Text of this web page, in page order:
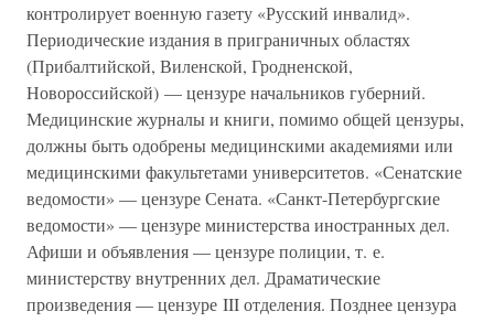
контролирует военную газету «Русский инвалид».
Периодические издания в приграничных областях
(Прибалтийской, Виленской, Гродненской,
Новороссийской) — цензуре начальников губерний.
Медицинские журналы и книги, помимо общей цензуры,
должны быть одобрены медицинскими академиями или
медицинскими факультетами университетов. «Сенатские
ведомости» — цензуре Сената. «Санкт-Петербургские
ведомости» — цензуре министерства иностранных дел.
Афиши и объявления — цензуре полиции, т. е.
министерству внутренних дел. Драматические
произведения — цензуре III отделения. Позднее цензура